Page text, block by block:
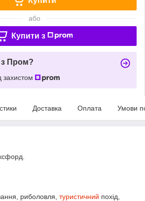
або
Купити з
з Пром?
захистом
Доставка Оплата Умови
риболовля, туристичний похід,